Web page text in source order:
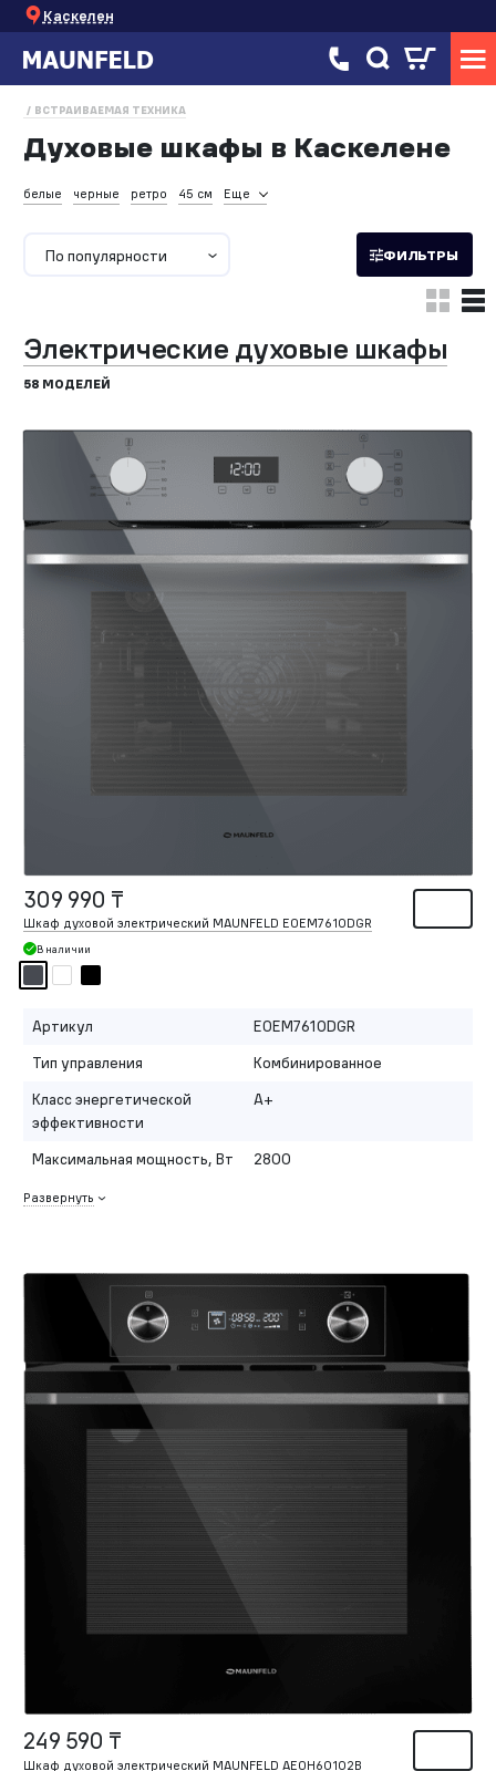
Каскелен
ВСТРАИВАЕМАЯ ТЕХНИКА
Духовые шкафы в Каскелене
белые черные ретро 45 см Еще
По популярности ФИЛЬТРЫ
Электрические духовые шкафы
58 МОДЕЛЕЙ
309 990 ₸
Шкаф духовой электрический MAUNFELD EOEM7610DGR
В наличии
Артикул
EOEM7610DGR
Тип управления
Комбинированное
Класс энергетической
эффективности
A+
Максимальная мощность, Вт 2800
Развернуть
249 590 ₸
Шкаф духовой электрический MAUNFELD AEOH60102B